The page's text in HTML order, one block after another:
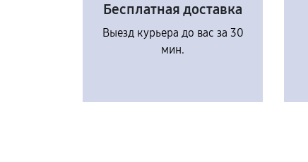
Бесплатная доставка
Выезд курьера до вас за 30
мин.